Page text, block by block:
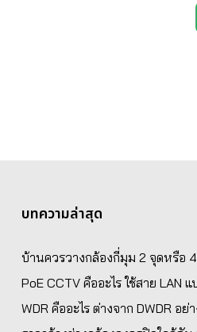
บทความล่าสุด
บ้านควรวางกล้องกี่มุม 2 จุดหรือ 4
PoE CCTV คืออะไร ใช้สาย LAN
WDR คืออะไร ต่างจาก DWDR อ